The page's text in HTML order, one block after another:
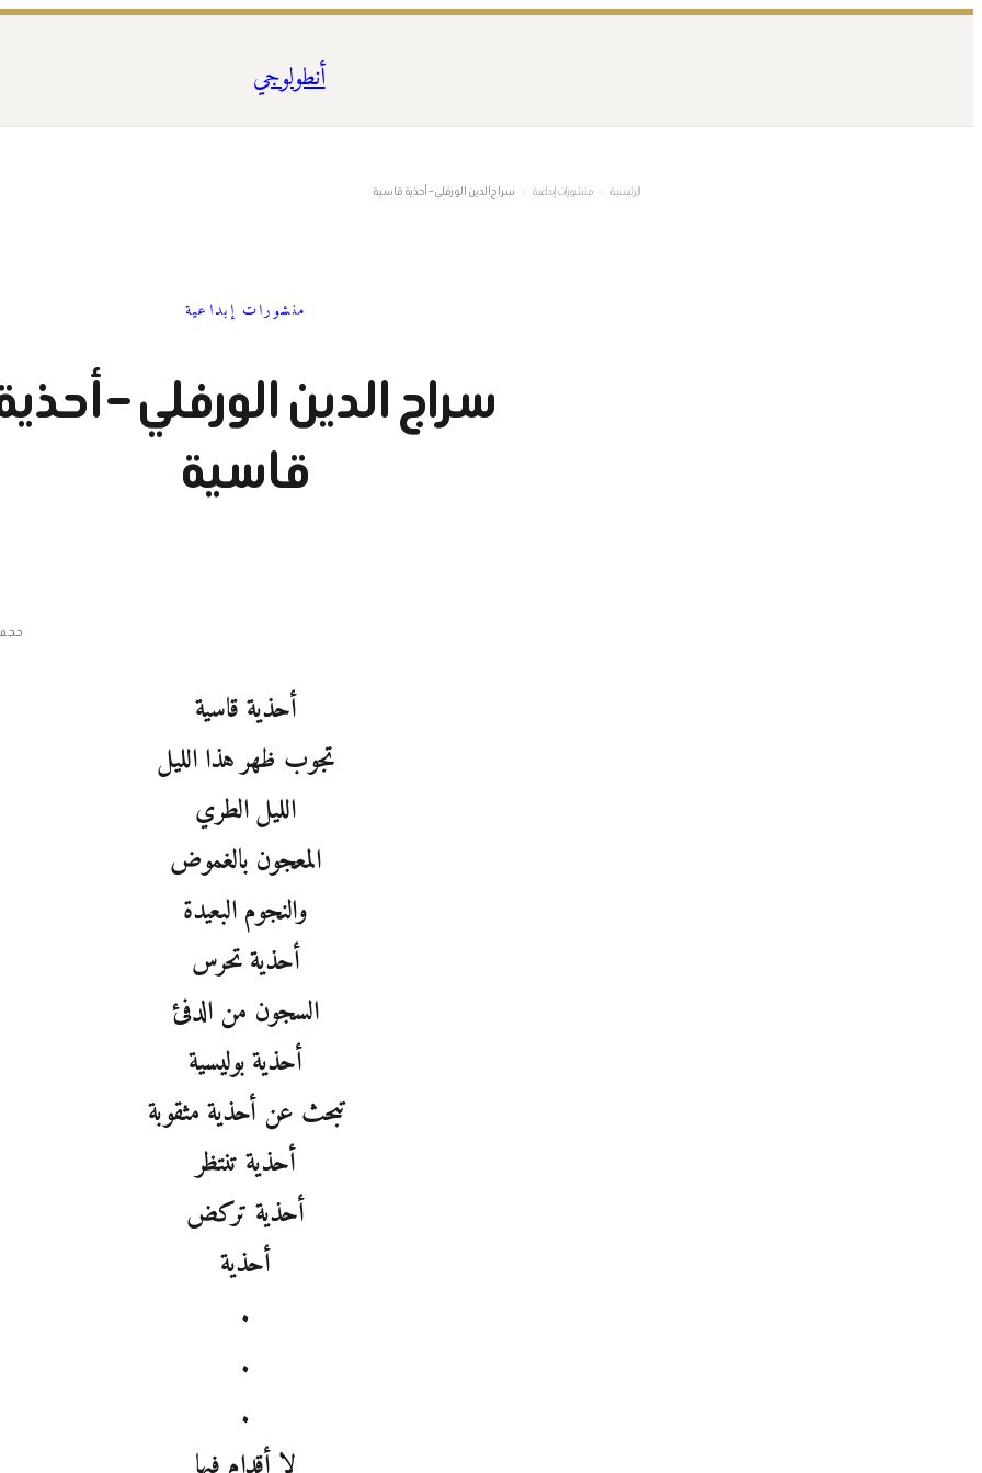
المحتوى
أنطولوجي
الرئيسية › منشورات إبداعية › سراج الدين الورفلي – أحذية قاسية
منشورات إبداعية
سراج الدين الورفلي –
قاسية
أحذية قاسية
تجوب ظهر هذا الليل
الليل الطري
المعجون بالغموض
والنجوم البعيدة
أحذية تحرس
السجون من الدفئ
أحذية بوليسية
تبحث عن أحذية مثقوبة
أحذية تنتظر
أحذية تركض
أحذية
.
.
.